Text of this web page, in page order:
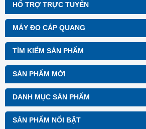
HỔ TRỢ TRỰC TUYẾN
MÁY ĐO CÁP QUANG
TÌM KIẾM SẢN PHẨM
SẢN PHẨM MỚI
DANH MỤC SẢN PHẨM
SẢN PHẨM NỔI BẬT